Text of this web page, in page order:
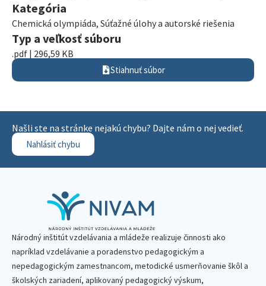
Kategória
Chemická olympiáda, Súťažné úlohy a autorské riešenia
Typ a veľkosť súboru
.pdf | 296,59 KB
Stiahnuť súbor
Našli ste na stránke nejakú chybu? Dajte nám o nej vedieť.
Nahlásiť chybu
Národný inštitút vzdelávania a mládeže realizuje činnosti ako
napríklad vzdelávanie a poradenstvo pedagogickým a
nepedagogickým zamestnancom, metodické usmerňovanie škôl a
školských zariadení, aplikovaný pedagogický výskum,